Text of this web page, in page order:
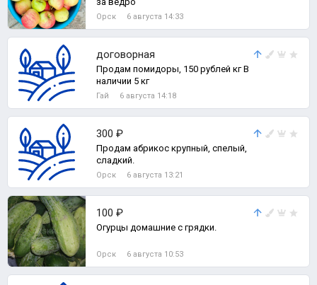
Орск 6 августа 14:33
договорная
Продам помидоры, 150 рублей кг В
наличии 5 кг
Гай 6 августа 14:18
300 ₽
Продам абрикос крупный, спелый,
сладкий.
Орск 6 августа 13:21
100 ₽
Огурцы домашние с грядки.
Орск 6 августа 10:53